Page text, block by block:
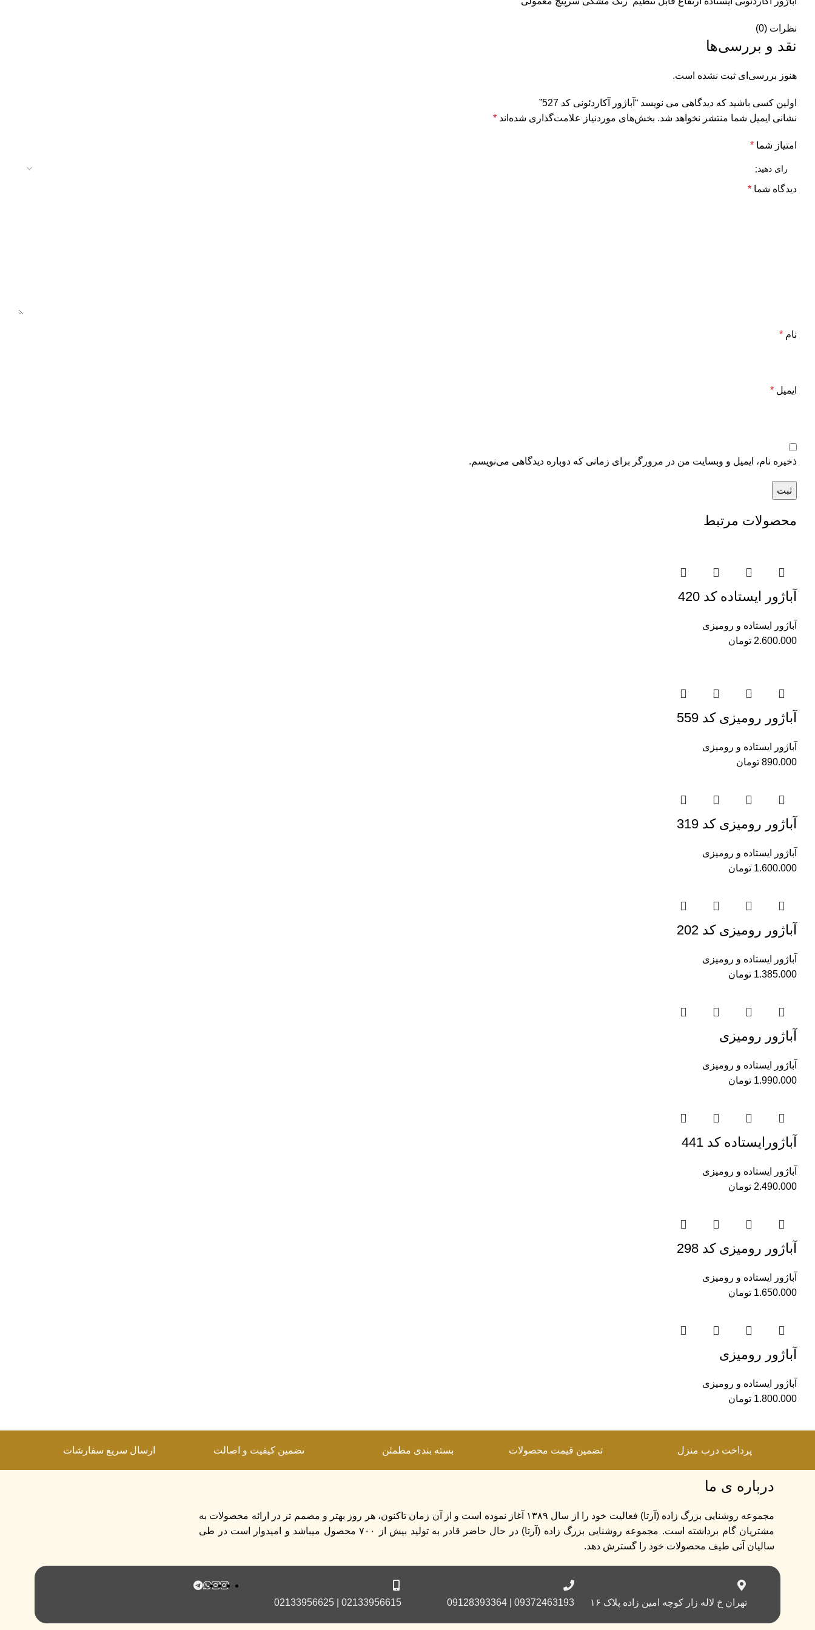
نظرات (0)
نقد و بررسی‌ها
هنوز بررسی‌ای ثبت نشده است.
اولین کسی باشید که دیدگاهی می نویسد “آباژور آکاردئونی کد 527”
نشانی ایمیل شما منتشر نخواهد شد. بخش‌های موردنیاز علامت‌گذاری شده‌اند *
امتیاز شما *
دیدگاه شما *
نام *
ایمیل *
ذخیره نام، ایمیل و وبسایت من در مرورگر برای زمانی که دوباره دیدگاهی می‌نویسم.
محصولات مرتبط
آباژور ایستاده کد 420
آباژور ایستاده و رومیزی
2.600.000 تومان
آباژور رو‌میزی کد 559
آباژور ایستاده و رومیزی
890.000 تومان
آباژور رومیزی کد 319
آباژور ایستاده و رومیزی
1.600.000 تومان
آباژور رومیزی کد 202
آباژور ایستاده و رومیزی
1.385.000 تومان
آباژور رومیزی
آباژور ایستاده و رومیزی
1.990.000 تومان
آباژورایستاده کد 441
آباژور ایستاده و رومیزی
2.490.000 تومان
آباژور رومیزی کد 298
آباژور ایستاده و رومیزی
1.650.000 تومان
آباژور رومیزی
آباژور ایستاده و رومیزی
1.800.000 تومان
پرداخت درب منزل تضمین قیمت محصولات بسته بندی مطمئن تضمین کیفیت و اصالت ارسال سریع سفارشات
درباره ی ما
مجموعه روشنایی بزرگ زاده (آرتا) فعالیت خود را از سال ۱۳۸۹ آغاز نموده است و از آن زمان تاکنون، هر روز بهتر و مصمم تر در ارائه محصولات به
مشتریان گام برداشته است. مجموعه روشنایی بزرگ زاده (آرتا) در حال حاضر قادر به تولید بیش از ۷۰۰ محصول میباشد و امیدوار است در طی
سالیان آتی طیف محصولات خود را گسترش دهد.
تهران خ لاله زار کوچه امین زاده پلاک ۱۶ 09372463193 | 09128393364
02133956615 | 02133956625